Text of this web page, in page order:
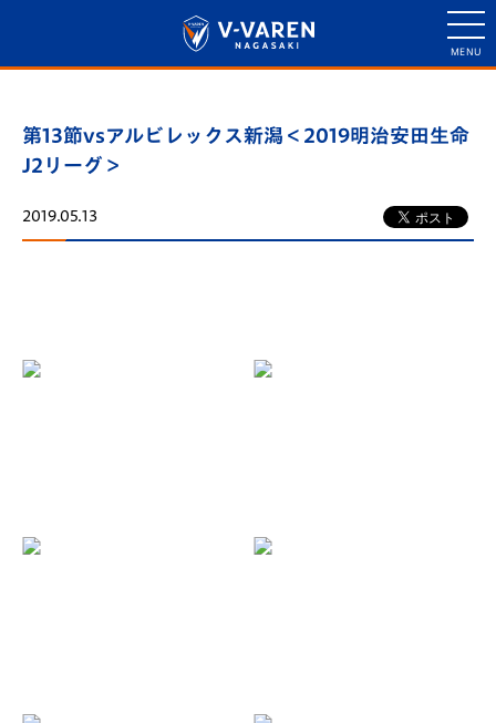
第13節vsアルビレックス新潟＜2019明治安田生命
J2リーグ＞
2019.05.13